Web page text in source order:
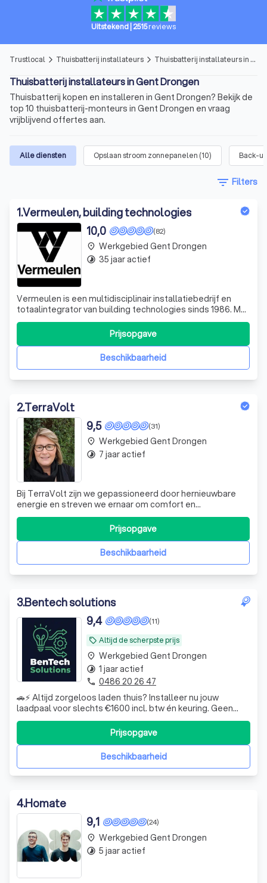
Uitstekend 2515reviews
Trustlocal arrow_forward_ios Thuisbatterij installateurs arrow_forward_ios Thuisbatterij installateurs in Gent Drongen
Thuisbatterij installateurs in Gent Drongen
Thuisbatterij kopen en installeren in Gent Drongen? Bekijk de
top 10 thuisbatterij-monteurs in Gent Drongen en vraag
vrijblijvend offertes aan.
Alle diensten Opslaan stroom zonnepanelen (10) Back-
filter_list Filters
1.Vermeulen, building technologies
(82)
10,0
Vermeulen is een multidisciplinair installatiebedrijf en
totaalintegrator van building technologies sinds 1986. Met
onze visie en aanpak verzekeren we uw leven zorgelozer
en efficiënter te maken. Onze disciplines:
/Elektrotechniek /Beveiliging /Duurzame Energie /HVAC &
Sanitair /Systeem IntegratiBeschikbaarheid
Prijsopgave
place Werkgebied Gent Drongen
timelapse 35 jaar actief
2.TerraVolt
(31)
9,5
Bij TerraVolt zijn we gepassioneerd door hernieuwbare
energie en streven we ernaar om comfort en
duurzaamheid te combineren in elke woning en kantoor.
Beschikbaarheid
Prijsopgave
place Werkgebied Gent Drongen
timelapse 7 jaar actief
3.Bentech solutions
local_offer Altijd de scherpste prijs
(11)
9,4
🚗⚡ Altijd zorgeloos laden thuis? Installeer nu jouw
laadpaal voor slechts €1600 incl. btw én keuring. Geen
gedoe meer met zoeken naar publieke laadpunten —
gewoon opladen wanneer het jou uitkomt. ✔ Snelle en
professionele installatie ✔ Inclusief keuring ✔
Transparante all-in prijs Klaar voor elek
Beschikbaarheid
Prijsopgave
place Werkgebied Gent Drongen
timelapse 1 jaar actief
phone 0486 20 26 47
4.Homate
(24)
9,1
place Werkgebied Gent Drongen
timelapse 5 jaar actief